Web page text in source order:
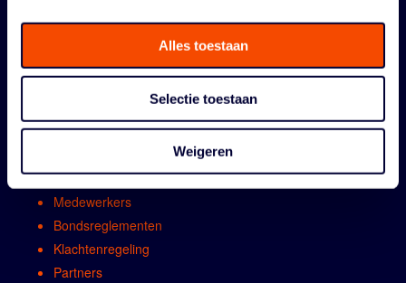
Alles toestaan
Selectie toestaan
Weigeren
Algemene vergadring
Comissies en werkgroepen
Medewerkers
Bondsreglementen
Klachtenregeling
Partners